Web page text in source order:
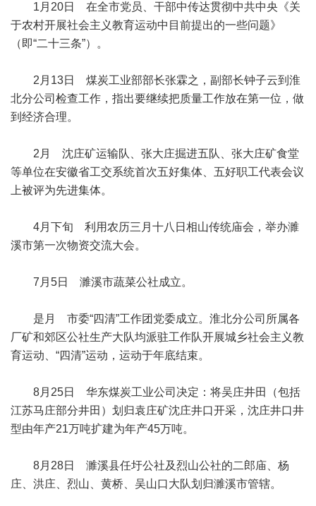
1月20日 在全市党员、干部中传达贯彻中共中央《关
于农村开展社会主义教育运动中目前提出的一些问题》
（即“二十三条”）。
2月13日 煤炭工业部部长张霖之，副部长钟子云到淮
北分公司检查工作，指出要继续把质量工作放在第一位，做
到经济合理。
2月 沈庄矿运输队、张大庄掘进五队、张大庄矿食堂
等单位在安徽省工交系统首次五好集体、五好职工代表会议
上被评为先进集体。
4月下旬 利用农历三月十八日相山传统庙会，举办濉
溪市第一次物资交流大会。
7月5日 濉溪市蔬菜公社成立。
是月 市委“四清”工作团党委成立。淮北分公司所属各
厂矿和郊区公社生产大队均派驻工作队开展城乡社会主义教
育运动、“四清”运动，运动于年底结束。
8月25日 华东煤炭工业公司决定：将吴庄井田（包括
江苏马庄部分井田）划归袁庄矿沈庄井口开采，沈庄井口井
型由年产21万吨扩建为年产45万吨。
8月28日 濉溪县任圩公社及烈山公社的二郎庙、杨
庄、洪庄、烈山、黄桥、吴山口大队划归濉溪市管辖。